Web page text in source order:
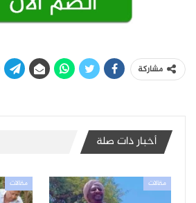
مشاركة
أخبار ذات صلة
مقالات مقالات